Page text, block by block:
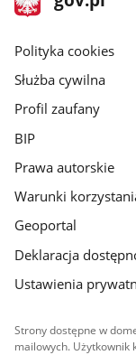
gov.pl
gov.pl
Polityka cookies
Służba cywilna
Profil zaufany
BIP
Prawa autorskie
Warunki
Geoportal
Deklaracja
Ustawienia
Strony dostępne w
mailowych. Użytkownik